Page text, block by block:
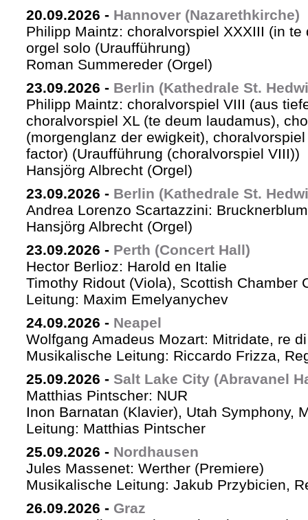
20.09.2026 - Hannover (Nazarethkirche)
Philipp Maintz: choralvorspiel XXXIII (in te
orgel solo (Uraufführung)
Roman Summereder (Orgel)
23.09.2026 - Berlin (Kathedrale St.
Philipp Maintz: choralvorspiel VIII (aus
choralvorspiel XL (te deum laudamus),
(morgenglanz der ewigkeit),
factor) (Uraufführung (choralvorspiel VIII))
Hansjörg Albrecht (Orgel)
23.09.2026 - Berlin (Kathedrale St.
Andrea Lorenzo Scartazzini:
Hansjörg Albrecht (Orgel)
23.09.2026 - Perth (Concert Hall)
Hector Berlioz: Harold en Italie
Timothy Ridout (Viola), Scottish Chamber
Leitung: Maxim Emelyanychev
24.09.2026 - Neapel
Wolfgang Amadeus Mozart: Mitridate, re
Musikalische Leitung: Riccardo Frizza,
25.09.2026 - Salt Lake City (Abravanel
Matthias Pintscher: NUR
Inon Barnatan (Klavier), Utah Symphony,
Leitung: Matthias Pintscher
25.09.2026 - Nordhausen
Jules Massenet: Werther (Premiere)
Musikalische Leitung: Jakub Przybicien,
26.09.2026 - Graz